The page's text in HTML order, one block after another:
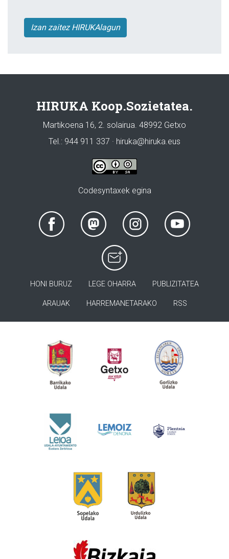
Izan zaitez HIRUKAlagun
HIRUKA Koop.Sozietatea.
Martikoena 16, 2. solairua. 48992 Getxo
Tel.: 944 911 337 · hiruka@hiruka.eus
Codesyntaxek egina
HONI BURUZ LEGE OHARRA PUBLIZITATEA
ARAUAK HARREMANETARAKO RSS